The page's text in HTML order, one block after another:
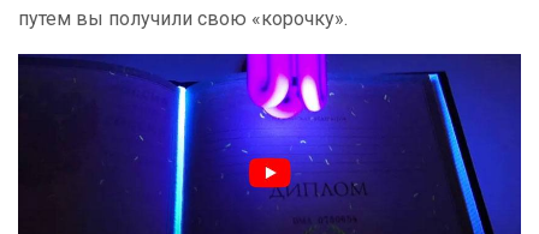
путем вы получили свою «корочку».